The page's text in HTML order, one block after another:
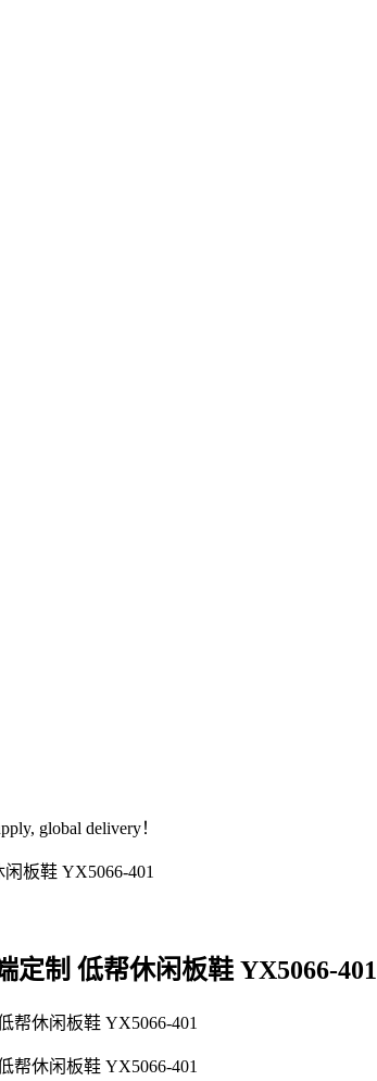
global delivery！
定制 低帮休闲板鞋 YX5066-401